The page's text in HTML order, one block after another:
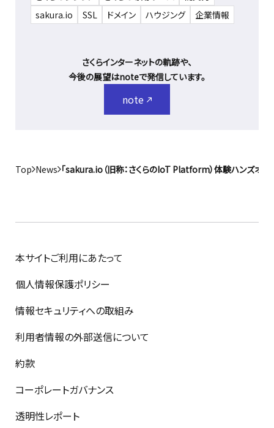
sakura.io
SSL ドメイン ハウジング 企業情報
さくらインターネットの軌跡や、
今後の展望はnoteで発信しています。
note
Top News 「sakura.io（旧称：さくらのIoT Platform）体験ハンズオ
本サイトご利用にあたって
個人情報保護ポリシー
情報セキュリティへの取組み
利用者情報の外部送信について
約款
コーポレートガバナンス
透明性レポート